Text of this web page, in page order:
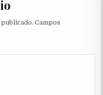
Campos